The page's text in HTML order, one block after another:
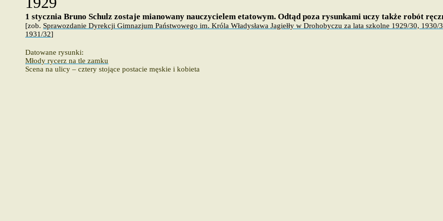
1 stycznia Bruno Schulz zostaje mianowany nauczycielem etatowym. Odtąd poza rysunkami uczy także robót
[zob. Sprawozdanie Dyrekcji Gimnazjum Państwowego im. Króla Władysława Jagiełły w Drohobyczu za lata szkolne 1929/30, 1930/
1931/32]
Datowane rysunki:
Młody rycerz na tle zamku
Scena na ulicy – cztery stojące postacie męskie i kobieta